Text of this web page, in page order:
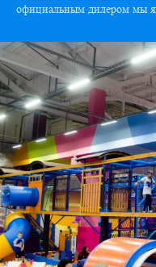
официальным дилером мы